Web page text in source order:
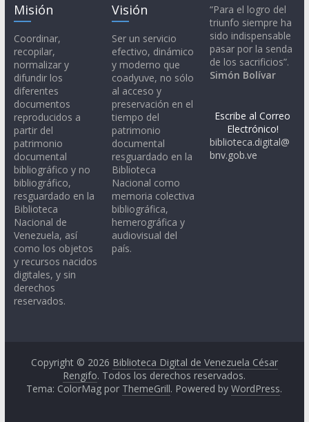
Misión
Coordinar,
recopilar,
normalizar y
difundir los
diferentes
documentos
reproducidos a
partir del
patrimonio
documental
bibliográfico y no
bibliográfico,
resguardado en la
Biblioteca
Nacional de
Venezuela, así
como los objetos
y recursos nacidos
digitales, y sin
derechos
reservados.
Visión
Ser un servicio
efectivo, dinámico
y moderno que
coadyuve, no sólo
al acceso y
preservación en el
tiempo del
patrimonio
documental
resguardado en la
Biblioteca
Nacional como
memoria colectiva
bibliográfica,
hemerográfica y
audiovisual del
país.
“Para el logro del
triunfo siempre ha
sido indispensable
pasar por la senda
de los sacrificios”.
Simón Bolívar
Escribe al Correo
Electrónico!
biblioteca.digital@
bnv.gob.ve
Copyright © 2026 Biblioteca Digital de Venezuela César
Rengifo. Todos los derechos reservados.
Tema: ColorMag por ThemeGrill. Powered byWordPress.